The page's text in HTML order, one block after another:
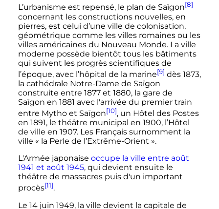
L’urbanisme est repensé, le plan de Saïgon[8]
concernant les constructions nouvelles, en
pierres, est celui d’une ville de colonisation,
géométrique comme les villes romaines ou les
villes américaines du Nouveau Monde. La ville
moderne possède bientôt tous les bâtiments
qui suivent les progrès scientifiques de
l’époque, avec l’hôpital de la marine[9] dès 1873,
la cathédrale Notre-Dame de Saïgon
construite entre 1877 et 1880, la gare de
Saïgon en 1881 avec l'arrivée du premier train
entre Mytho et Saïgon[10], un Hôtel des Postes
en 1891, le théâtre municipal en 1900, l’Hôtel
de ville en 1907. Les Français surnomment la
ville « la Perle de l’Extrême-Orient ».
L'Armée japonaise occupe la ville entre août
1941 et août 1945, qui devient ensuite le
théâtre de massacres puis d'un important
procès[11].
Le 14 juin 1949, la ville devient la capitale de